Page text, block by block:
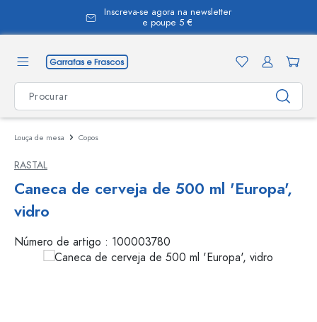
Inscreva-se agora na newsletter
e poupe 5 €
Louça de mesa Copos
RASTAL
Caneca de cerveja de 500 ml 'Europa',
vidro
Número de artigo : 100003780